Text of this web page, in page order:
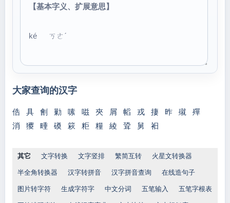
【基本字义、扩展意思】
ké ㄎㄜˊ
大家查询的汉字
俈 具 劊 勦 嗉 嗞 夾 屑 幍 戎 捿 昨 殧
殫
消
獿 畽 磸 篍 粔 糧 綾 聓 舅 衵
其它 文字转换 文字竖排 繁简互转 火星文转换器
半全角转换器 汉字转拼音 汉字拼音查询 在线造句子
图片转字符 生成字符字 中文分词 五笔输入 五笔字根表